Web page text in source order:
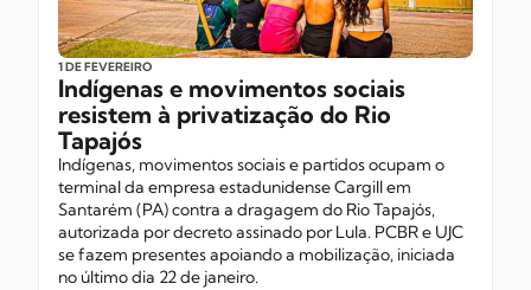
1 DE FEVEREIRO
Indígenas e movimentos sociais
resistem à privatização do Rio
Tapajós
Indígenas, movimentos sociais e partidos ocupam o
terminal da empresa estadunidense Cargill em
Santarém (PA) contra a dragagem do Rio Tapajós,
autorizada por decreto assinado por Lula. PCBR e UJC
se fazem presentes apoiando a mobilização, iniciada
no último dia 22 de janeiro.